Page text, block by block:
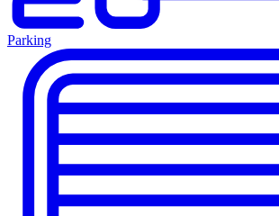
Parking